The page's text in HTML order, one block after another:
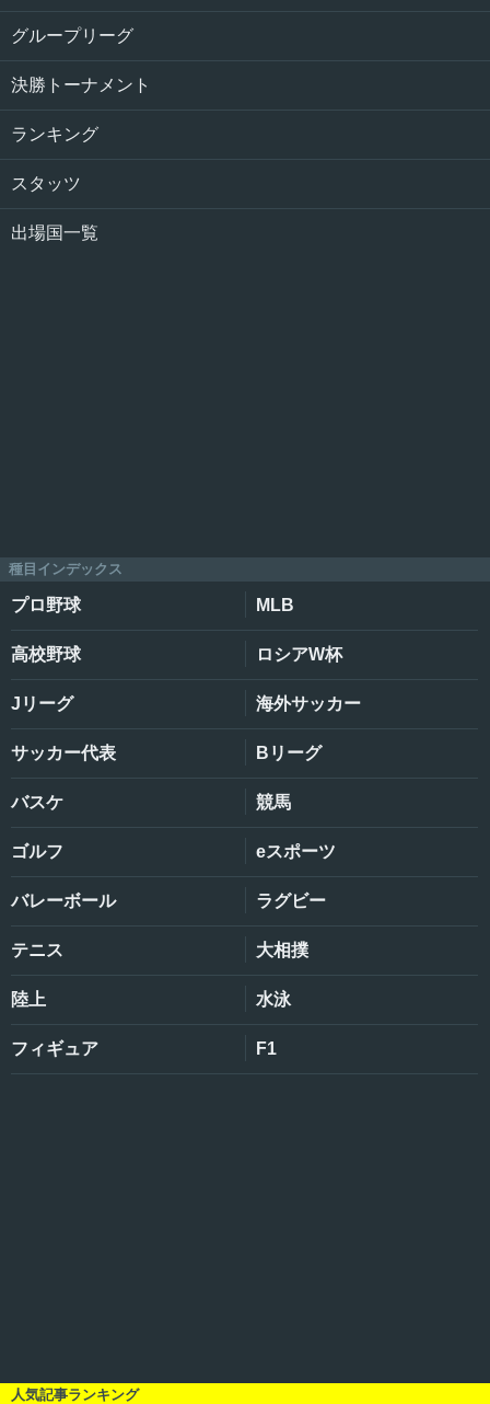
グループリーグ
決勝トーナメント
ランキング
スタッツ
出場国一覧
種目インデックス
プロ野球 MLB
高校野球 ロシアW杯
Jリーグ 海外サッカー
サッカー代表 Bリーグ
バスケ 競馬
ゴルフ eスポーツ
バレーボール ラグビー
テニス 大相撲
陸上 水泳
フィギュア F1
人気記事ランキング